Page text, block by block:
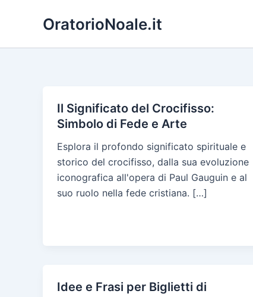
OratorioNoale.it
Il Significato del Crocifisso:
Simbolo di Fede e Arte
Esplora il profondo significato spirituale e
storico del crocifisso, dalla sua evoluzione
iconografica all'opera di Paul Gauguin e al
suo ruolo nella fede cristiana. […]
Idee e Frasi per Biglietti di